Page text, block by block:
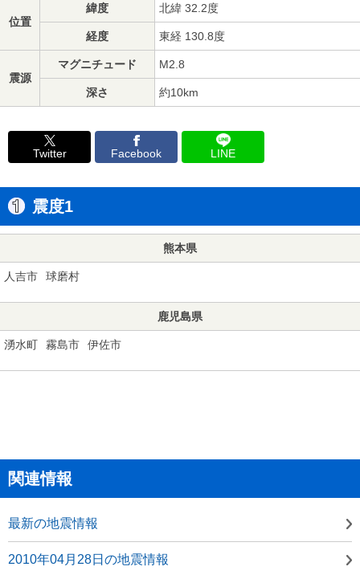
位置
緯度 北緯 32.2度
経度 東経 130.8度
震源
マグニチュード M2.8
深さ 約10km
Twitter Facebook LINE
震度1
熊本県
人吉市 球磨村
鹿児島県
湧水町 霧島市 伊佐市
関連情報
最新の地震情報
2010年04月28日の地震情報